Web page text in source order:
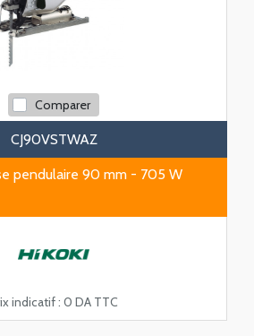
Comparer
CJ90VSTWAZ
pendulaire 90 mm - 705 W
indicatif : 0 DA TTC